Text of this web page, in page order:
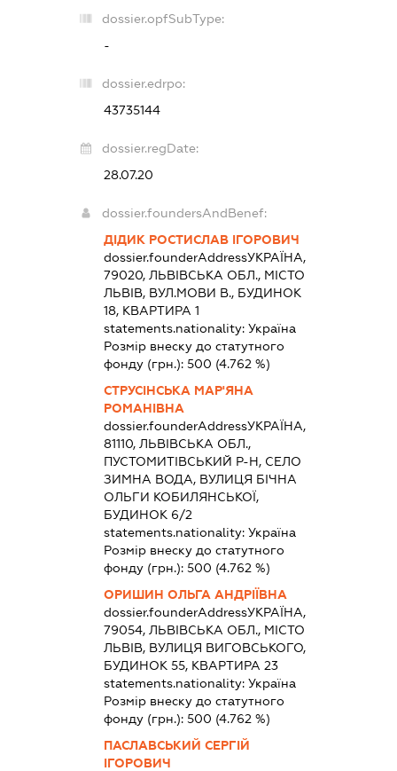
dossier.opfSubType:
-
dossier.edrpo:
43735144
dossier.regDate:
28.07.20
dossier.foundersAndBenef:
ДІДИК РОСТИСЛАВ ІГОРОВИЧ
dossier.founderAddressУКРАЇНА,
79020, ЛЬВІВСЬКА ОБЛ., МІСТО
ЛЬВІВ, ВУЛ.МОВИ В., БУДИНОК
18, КВАРТИРА 1
statements.nationality:Україна
Розмір внеску до статутного
фонду (грн.):500 (4.762 %)
СТРУСІНСЬКА МАР'ЯНА
РОМАНІВНА
dossier.founderAddressУКРАЇНА,
81110, ЛЬВІВСЬКА ОБЛ.,
ПУСТОМИТІВСЬКИЙ Р-Н, СЕЛО
ЗИМНА ВОДА, ВУЛИЦЯ БІЧНА
ОЛЬГИ КОБИЛЯНСЬКОЇ,
БУДИНОК 6/2
statements.nationality:Україна
Розмір внеску до статутного
фонду (грн.):500 (4.762 %)
ОРИШИН ОЛЬГА АНДРІЇВНА
dossier.founderAddressУКРАЇНА,
79054, ЛЬВІВСЬКА ОБЛ., МІСТО
ЛЬВІВ, ВУЛИЦЯ ВИГОВСЬКОГО,
БУДИНОК 55, КВАРТИРА 23
statements.nationality:Україна
Розмір внеску до статутного
фонду (грн.):500 (4.762 %)
ПАСЛАВСЬКИЙ СЕРГІЙ
ІГОРОВИЧ